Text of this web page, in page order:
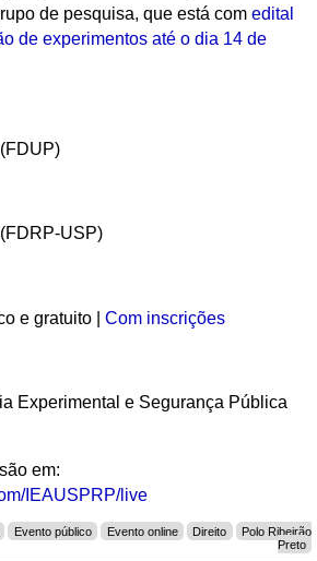
de pesquisa​, que está com edital
de experimentos até o dia 14 de
USP)
e gratuito | Com inscrições
Experimental e Segurança Pública
em:
IEAUSPRP/live
Evento público Evento online Direito
Polo Ribeirão
Preto